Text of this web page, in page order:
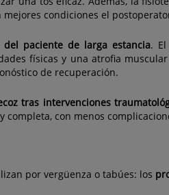
condiciones el
paciente de larga estancia. El
físicas y una atrofia
de recuperación.
tras intervenciones
con menos
por vergüenza o tabúes: los